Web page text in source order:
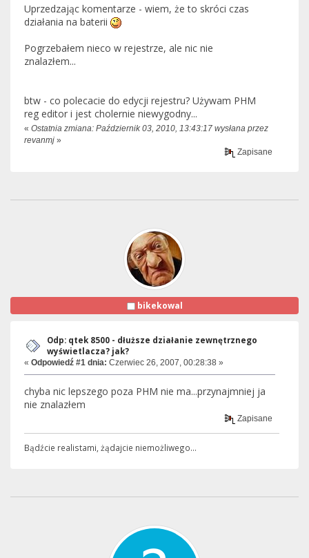
Uprzedzając komentarze - wiem, że to skróci czas
działania na baterii
Pogrzebałem nieco w rejestrze, ale nic nie
znalazłem...
btw - co polecacie do edycji rejestru? Używam PHM
reg editor i jest cholernie niewygodny...
« Ostatnia zmiana: Październik 03, 2010, 13:43:17 wysłana przez
revanmj »
Zapisane
bikekowal
Odp: qtek 8500 - dłuższe działanie zewnętrznego
wyświetlacza? jak?
« Odpowiedź #1 dnia: Czerwiec 26, 2007, 00:28:38 »
chyba nic lepszego poza PHM nie ma...przynajmniej ja
nie znalazłem
Zapisane
Bądźcie realistami, żądajcie niemożliwego...